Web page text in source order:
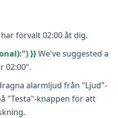
förvalt 02:00 åt dig.
}}We've suggested a
02:00".
alarmljud från "Ljud"-
"Testa"-knappen för att